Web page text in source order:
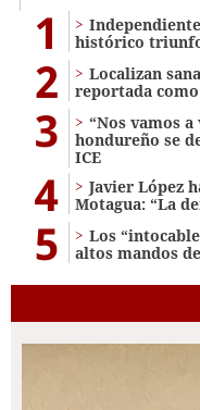
1
histórico
2
Localizan
reportada como
3
“Nos vamos
hondureño se
ICE
4
Javier López
Motagua: “La
5
Los
altos mandos